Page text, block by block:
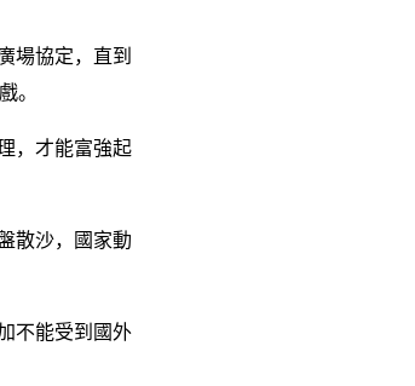
場協定，直到
。
，才能富強起
散沙，國家動
不能受到國外